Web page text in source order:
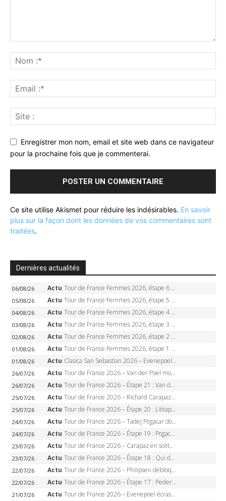
Enregistrer mon nom, email et site web dans ce navigateur
pour la prochaine fois que je commenterai.
Ce site utilise Akismet pour réduire les indésirables. En savoir
plus sur la façon dont les données de vos commentaires sont
traitées.
Dernières actualités
06/08/26 Actu Tour de France Femmes 2026, étape 6 – Kim Le Court-Pienaar gagne à Tournon, Reusser en jaune
05/08/26 Actu Tour de France Femmes 2026, étape 5 – Demi Vollering gagne à Belleville, Reusser en jaune, Ferrand-Prévot coule
04/08/26 Actu Tour de France Femmes 2026, étape 4 – Marlen Reusser écrase le chrono, Ferrand-Prévot en crise
03/08/26 Actu Tour de France Femmes 2026, étape 3 – Sigrid Haugset en solitaire, 88 km d’échappée, maillot jaune
02/08/26 Actu Tour de France Femmes 2026, étape 2 – Lorena Wiebes doublé à Genève, Markus héroïque, 7e record
01/08/26 Actu Tour de France Femmes 2026, étape 1 – Lorena Wiebes intouchable à Lausanne, premier maillot jaune
01/08/26 Actu Clasica San Sebastian 2026 – Evenepoel recordman, 4e victoire, Carapaz battu au sprint
26/07/26 Actu Tour de France 2026 – Van der Poel monumental à Paris, Pogacar égale le record des cinq sacres
26/07/26 Actu Tour de France 2026 – Étape 21 : Van der Poel, Pogacar, qui succédera à Wout van Aert sur les Champs-Elysées ?
25/07/26 Actu Tour de France 2026 – Richard Carapaz roi des Alpes, doublé et maillot à pois, Seixas perd le podium
25/07/26 Actu Tour de France 2026 – Étape 20 : L’étape reine, Galibier, Sarenne, Alpe d’Huez, qui succédera à Pogacar ?
24/07/26 Actu Tour de France 2026 – Tadej Pogacar dompte l’Alpe d’Huez, 5e victoire, record de Pantani pulvérisé
24/07/26 Actu Tour de France 2026 – Étape 19 : Pogacar peut-il enfin dompter l’Alpe d’Huez ?
23/07/26 Actu Tour de France 2026 – Carapaz en solitaire à Orcières-Merlette, Paret-Peintre à un point du maillot à pois
23/07/26 Actu Tour de France 2026 – Étape 18 : Qui domptera Orcières-Merlette, première marche vers l’Alpe d’Huez ?
22/07/26 Actu Tour de France 2026 – Philipsen débloque son compteur à Voiron, Pedersen en danger pour le maillot vert
22/07/26 Actu Tour de France 2026 – Étape 17 : Pedersen peut-il verrouiller le maillot vert à Voiron ?
21/07/26 Actu Tour de France 2026 – Evenepoel écrase le chrono d’Évian, Seixas 4e, Lipowitz abandonne